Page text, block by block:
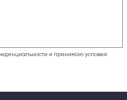
и принимаю условия